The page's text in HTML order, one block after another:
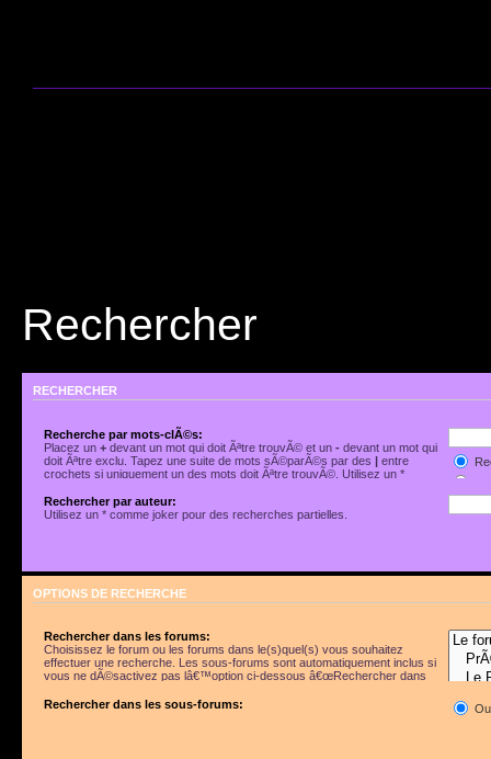
Rechercher
RECHERCHER
Recherche par mots-clÃ©s:
Placez un+ devant un mot qui doit Ãªtre trouvÃ© et un- devant un mot qui
doit Ãªtre exclu. Tapez une suite de mots sÃ©parÃ©s par des| entre
crochets si uniquement un des mots doit Ãªtre trouvÃ©. Utilisez un *
Rechercher par auteur:
Utilisez un * comme joker pour des recherches partielles.
OPTIONS DE RECHERCHE
Rechercher dans les forums:
Choisissez le forum ou les forums dans le(s)quel(s) vous souhaitez
effectuer une recherche. Les sous-forums sont automatiquement inclus si
vous ne dÃ©sactivez pas lâ€™option ci-dessous â€œRechercher dans
Rechercher dans les sous-forums: